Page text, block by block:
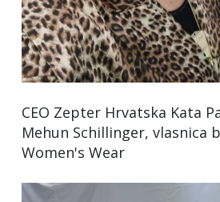
CEO Zepter Hrvatska Kata
Mehun Schillinger, vlasnica
Women's Wear